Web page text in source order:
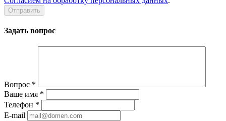
Задать вопрос
Вопрос *
Ваше имя *
Телефон *
E-mail